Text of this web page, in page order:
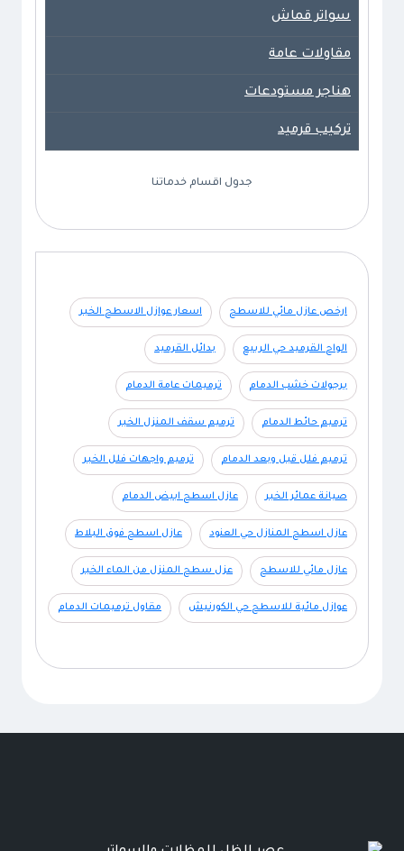
سواتر قماش
مقاولات عامة
هناجر مستودعات
تركيب قرميد
جدول اقسام خدماتنا
ارخص عازل مائي للاسطح اسعار عوازل الاسطح الخبر
الواح القرميد حي الربيع بدائل القرميد
برجولات خشب الدمام ترميمات عامة الدمام
ترميم حائط الدمام ترميم سقف المنزل الخبر
ترميم فلل قبل وبعد الدمام ترميم واجهات فلل الخبر
صيانة عمائر الخبر عازل اسطح ابيض الدمام
عازل اسطح المنازل حي العنود عازل اسطح فوق البلاط
عازل مائي للاسطح عزل سطح المنزل من الماء الخبر
عوازل مائية للاسطح حي الكورنيش مقاول ترميمات الدمام